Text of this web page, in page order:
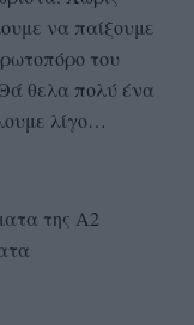
να παίξουμε
του
θελα πολύ ένα
λίγο…
της Α2